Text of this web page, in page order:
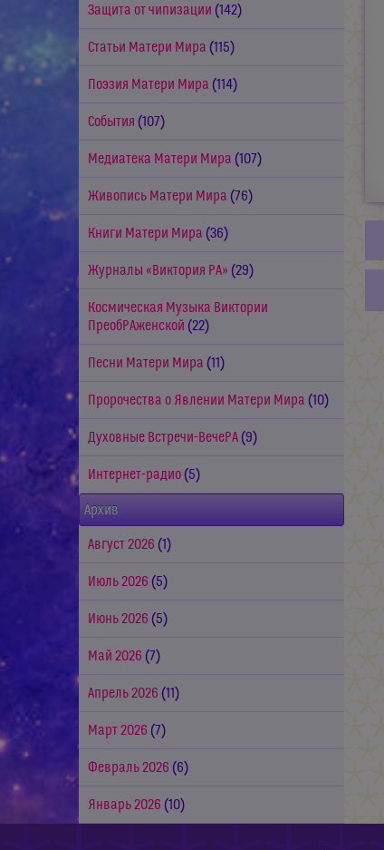
Защита от чипизации (142)
Статьи Матери Мира (115)
Поэзия Матери Мира (114)
События (107)
Медиатека Матери Мира (107)
Живопись Матери Мира (76)
Книги Матери Мира (36)
Журналы «Виктория РА» (29)
Космическая Музыка Виктории
ПреобРАженской (22)
Песни Матери Мира (11)
Пророчества о Явлении Матери Мира (10)
Духовные Встречи-ВечеРА (9)
Интернет-радио (5)
Архив
Август 2026 (1)
Июль 2026 (5)
Июнь 2026 (5)
Май 2026 (7)
Апрель 2026 (11)
Март 2026 (7)
Февраль 2026 (6)
Январь 2026 (10)